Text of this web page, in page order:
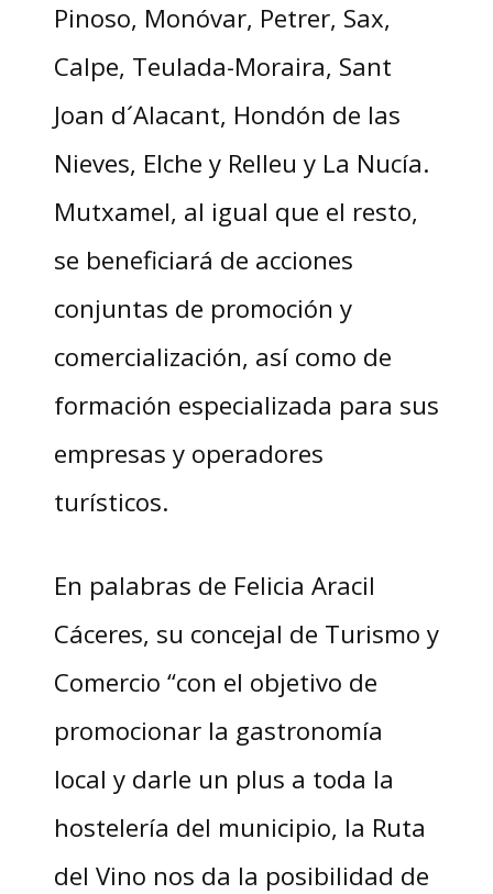
Pinoso, Monóvar, Petrer, Sax,
Calpe, Teulada-Moraira, Sant
Joan d´Alacant, Hondón de las
Nieves, Elche y Relleu y La Nucía.
Mutxamel, al igual que el resto,
se beneficiará de acciones
conjuntas de promoción y
comercialización, así como de
formación especializada para sus
empresas y operadores
turísticos.
En palabras de Felicia Aracil
Cáceres, su concejal de Turismo y
Comercio “con el objetivo de
promocionar la gastronomía
local y darle un plus a toda la
hostelería del municipio, la Ruta
del Vino nos da la posibilidad de